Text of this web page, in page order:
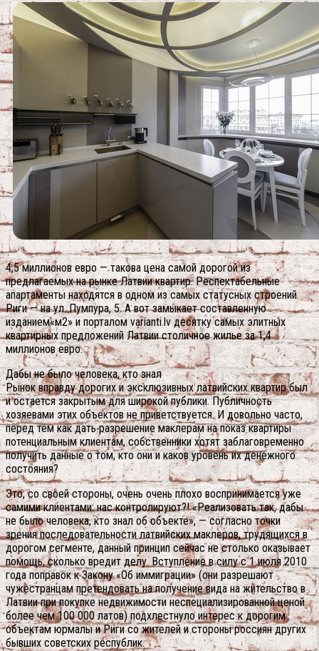
4,5 миллионов евро — такова цена самой дорогой из
предлагаемых на рынке Латвии квартир. Респектабельные
апартаменты находятся в одном из самых статусных строений
Риги — на ул. Пумпура, 5. А вот замыкает составленную
изданием«м2» и порталом varianti.lv десятку самых элитных
квартирных предложений Латвии столичное жилье за 1,4
миллионов евро.
Дабы не было человека, кто знал
Рынок вправду дорогих и эксклюзивных латвийских квартир был
и остается закрытым для широкой публики. Публичность
хозяевами этих объектов не приветствуется. И довольно часто,
перед тем как дать разрешение маклерам на показ квартиры
потенциальным клиентам, собственники хотят заблаговременно
получить данные о том, кто они и каков уровень их денежного
состояния?
Это, со своей стороны, очень очень плохо воспринимается уже
самими клиентами: нас контролируют?! «Реализовать так, дабы
не было человека, кто знал об объекте», — согласно точки
зрения последовательности латвийских маклеров, трудящихся в
дорогом сегменте, данный принцип сейчас не столько оказывает
помощь, сколько вредит делу.Вступление в силу с 1 июля 2010
года поправок к Закону «Об иммиграции» (они разрешают
чужестранцам претендовать на получение вида на жительство в
Латвии при покупке недвижимости неспециализированной ценой
более чем 100 000 латов) подхлестнуло интерес к дорогим
объектам юрмалы и Риги со жителей и стороны россиян других
бывших советских республик.